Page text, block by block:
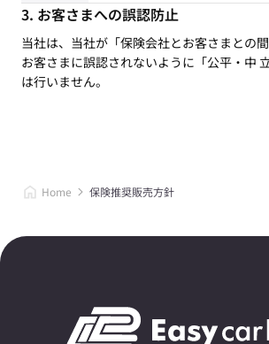
お客さまへの誤認防止
当社は、当社が「保険会社とお客さまとの
お客さまに誤認されないように「公平・中
は行いません。
Home 保険推奨販売方針